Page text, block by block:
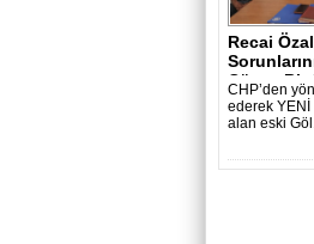
Recai
Çözen Bir
CHP’den
ederek YENİ
alan eski